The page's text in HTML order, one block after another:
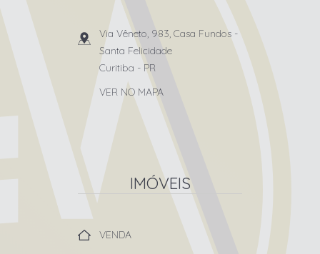
Via Vêneto, 983, Casa Fundos -
Santa Felicidade
Curitiba - PR
VER NO MAPA
IMÓVEIS
VENDA